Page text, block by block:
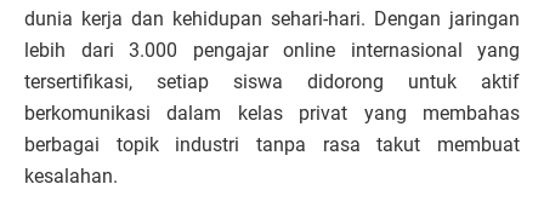
dunia kerja dan kehidupan sehari-hari. Dengan jaringan
lebih dari 3.000 pengajar online internasional yang
tersertifikasi, setiap siswa didorong untuk aktif
berkomunikasi dalam kelas privat yang membahas
berbagai topik industri tanpa rasa takut membuat
kesalahan.